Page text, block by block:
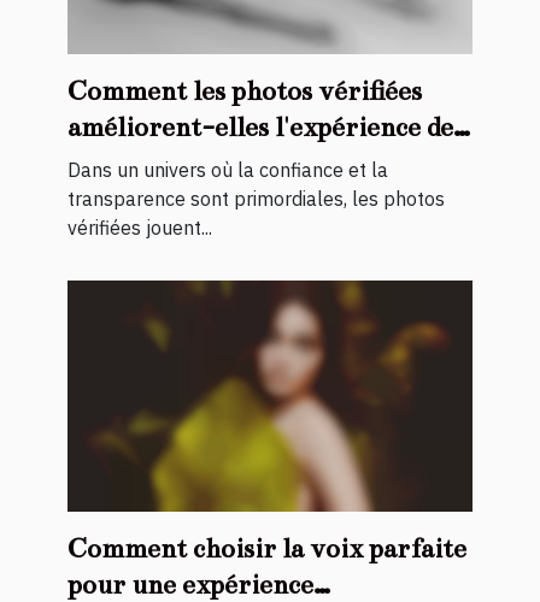
Comment les photos vérifiées
améliorent-elles l'expérience des
services d'accompagnement ?
Dans un univers où la confiance et la
transparence sont primordiales, les photos
vérifiées jouent...
Comment choisir la voix parfaite
pour une expérience